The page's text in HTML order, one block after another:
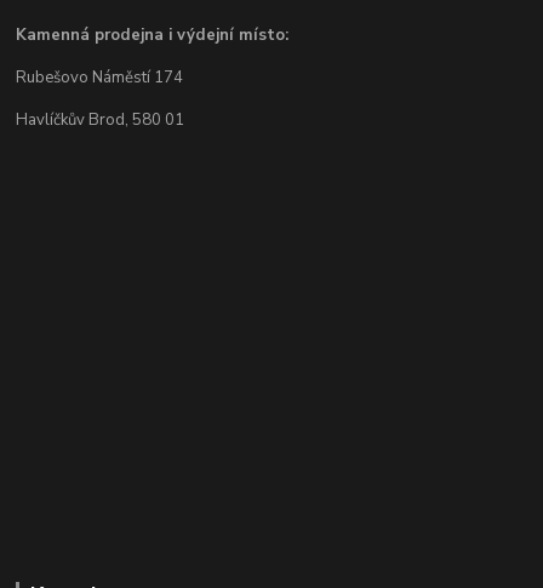
Kamenná prodejna i výdejní místo:
Rubešovo Náměstí 174
Havlíčkův Brod, 580 01